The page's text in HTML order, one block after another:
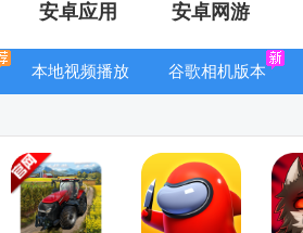
安卓应用 安卓网游
本地视频播放
谷歌相机版本